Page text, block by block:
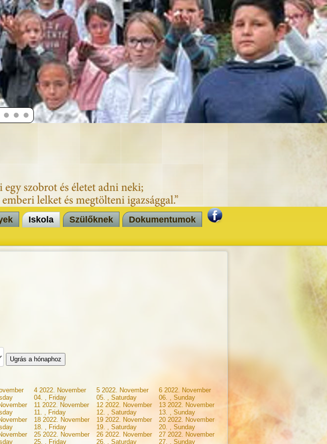
Iskola Szülőknek
Dokumentumok
Ugrás a hónaphoz
4 2022. November
04. , Friday
5 2022. November
05. , Saturday
6 2022. November
06. , Sunday
11 2022. November
11. , Friday
12 2022. November
12. , Saturday
13 2022. November
13. , Sunday
18 2022. November
18. , Friday
19 2022. November
19. , Saturday
20 2022. November
20. , Sunday
25 2022. November
25. , Friday
26 2022. November
26. , Saturday
27 2022. November
27. , Sunday